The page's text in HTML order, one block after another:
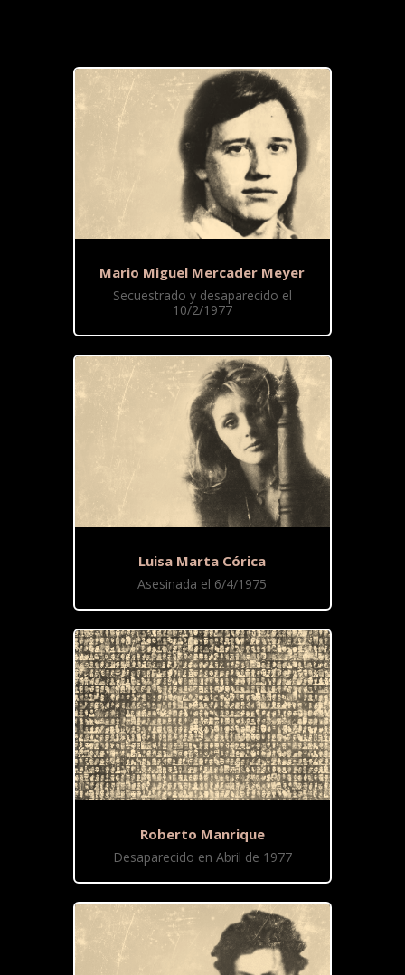
Mario Miguel Mercader Meyer
Secuestrado y desaparecido el
10/2/1977
Luisa Marta Córica
Asesinada el 6/4/1975
Roberto Manrique
Desaparecido en Abril de 1977